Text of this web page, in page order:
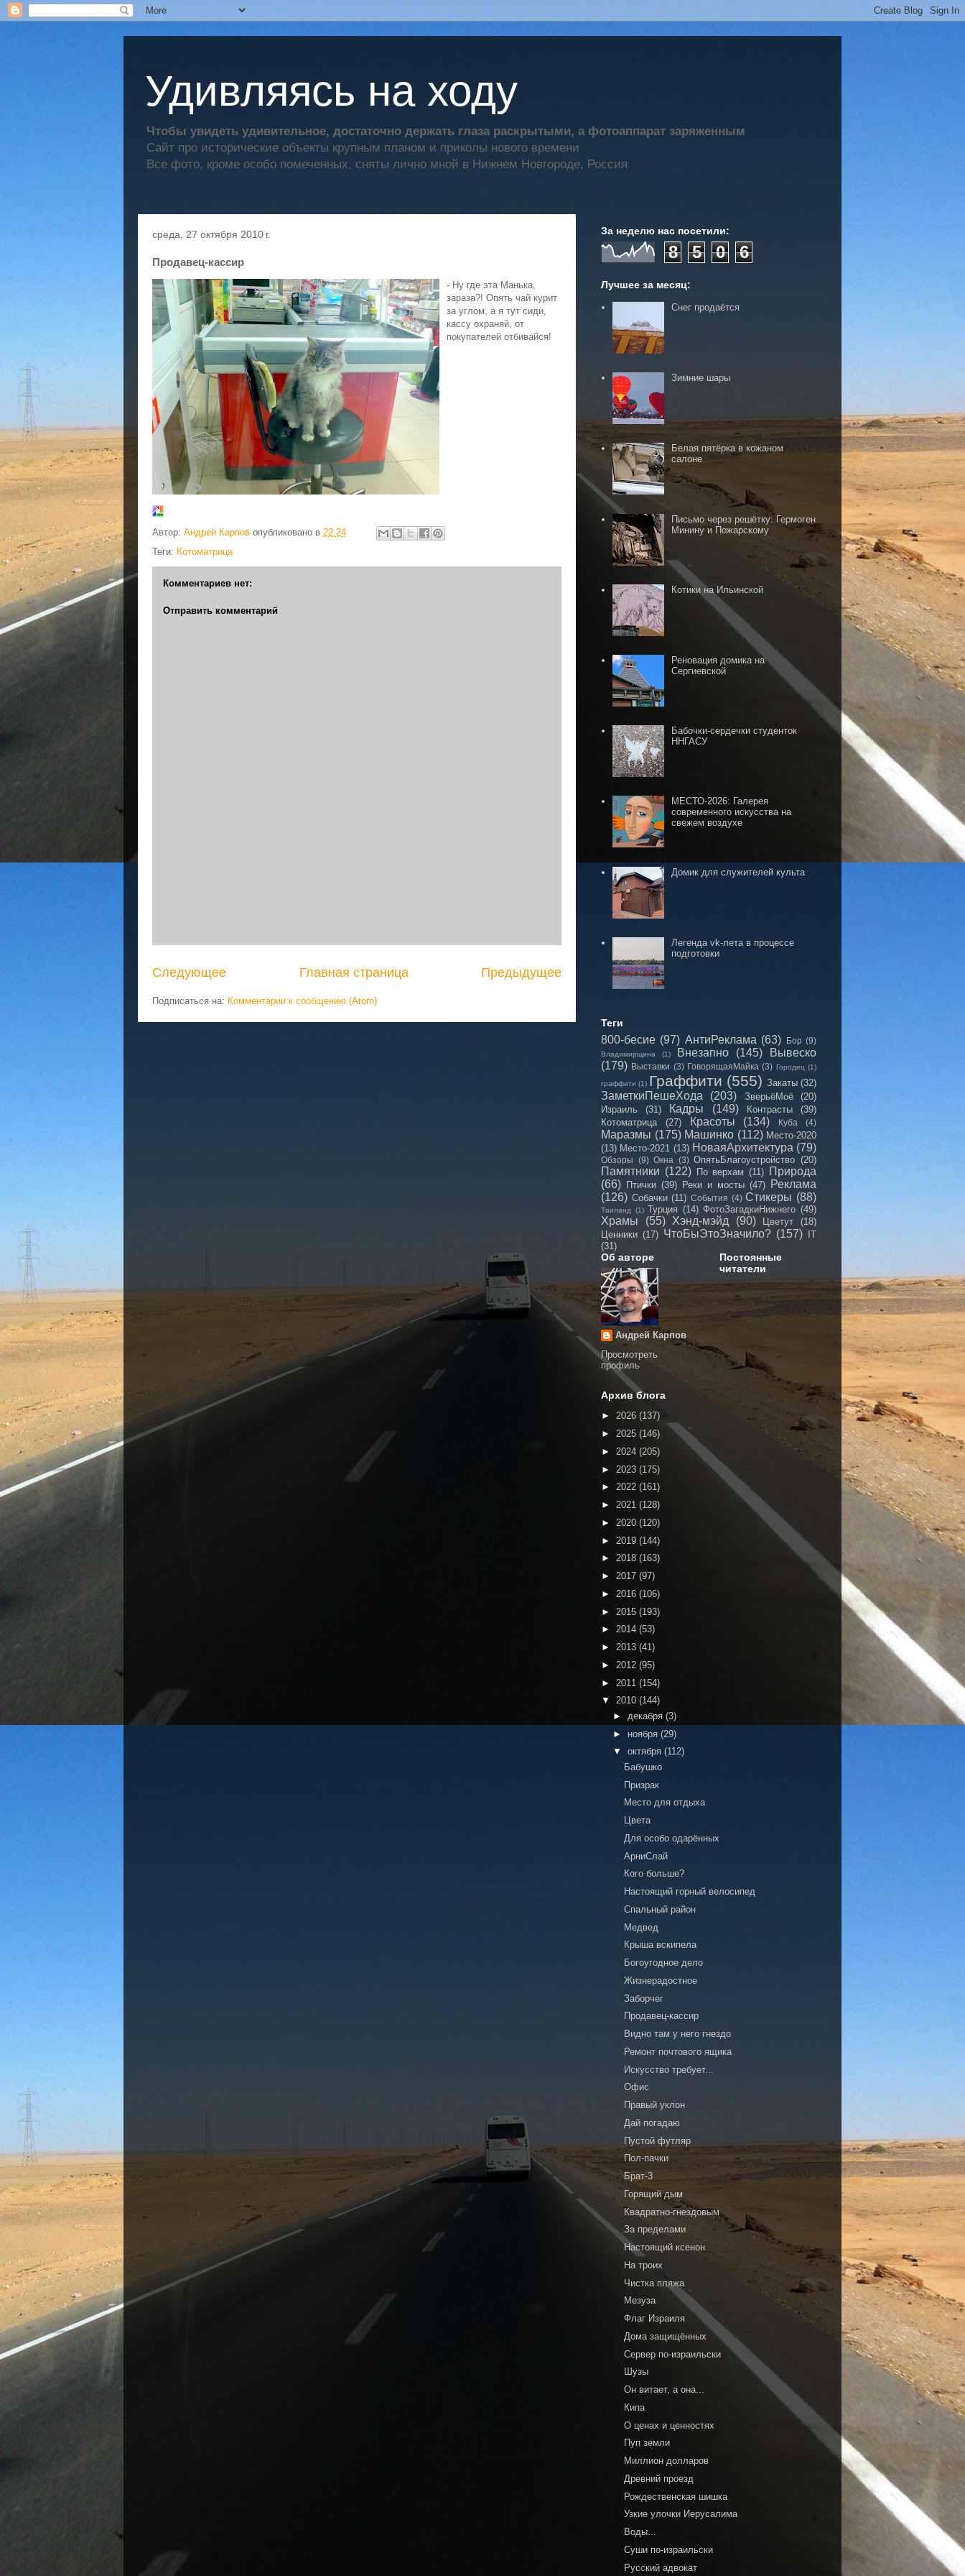
Удивляясь на ходу
Чтобы увидеть удивительное, достаточно держать глаза раскрытыми, а фотоаппарат заряженным
Сайт про исторические объекты крупным планом и приколы нового времени
Все фото, кроме особо помеченных, сняты лично мной в Нижнем Новгороде, Россия
среда, 27 октября 2010 г.
Продавец-кассир
- Ну где эта Манька,
зараза?! Опять чай курит
за углом, а я тут сиди,
кассу охраняй, от
покупателей отбивайся!
Автор: Андрей Карпов опубликовано в 22:24
Теги: Котоматрица
Комментариев нет:
Отправить комментарий
Следующее Предыдущее
Главная страница
Подписаться на: Комментарии к сообщению (Atom)
За неделю нас посетили:
8 5 0 6
Лучшее за месяц:
Снег продаётся
Зимние шары
Белая пятёрка в кожаном
салоне
Письмо через решётку: Гермоген
Минину и Пожарскому
Котики на Ильинской
Реновация домика на
Сергиевской
Бабочки-сердечки студенток
ННГАСУ
МЕСТО-2026: Галерея
современного искусства на
свежем воздухе
Домик для служителей культа
Легенда vk-лета в процессе
подготовки
Теги
800-бесие (97) АнтиРеклама (63) Бор (9)
Владимирщина (1) Внезапно (145)
Вывеско
(179) Выставки (3) ГоворящаяМайка (3) Городец (1)
граффити (1) Граффити (555) Закаты (32)
ЗаметкиПешеХода (203) ЗверьёМоё
(20)
Израиль
(31) Кадры (149) Контрасты
(39)
Котоматрица
(27) Красоты (134) Куба (4)
Маразмы (175) Машинко (112) Место-2020
(13) Место-2021 (13) НоваяАрхитектура (79)
Обзоры (9) Окна (3) ОпятьБлагоустройство (20)
Памятники (122) По верхам (11) Природа
(66) Птички (39) Реки и мосты (47) Реклама
(126) Собачки (11) События (4) Стикеры (88)
Таиланд (1) Турция (14) ФотоЗагадкиНижнего (49)
Храмы (55) Хэнд-мэйд (90) Цветут
(18)
Ценники (17) ЧтоБыЭтоЗначило? (157)
IT
(31)
Об авторе
Андрей Карпов
Просмотреть
профиль
Постоянные
читатели
Архив блога
► 2026 (137)
► 2025 (146)
► 2024 (205)
► 2023 (175)
► 2022 (161)
► 2021 (128)
► 2020 (120)
► 2019 (144)
► 2018 (163)
► 2017 (97)
► 2016 (106)
► 2015 (193)
► 2014 (53)
► 2013 (41)
► 2012 (95)
► 2011 (154)
▼ 2010 (144)
► декабря (3)
► ноября (29)
▼ октября (112)
Бабушко
Призрак
Место для отдыха
Цвета
Для особо одарённых
АрниСлай
Кого больше?
Настоящий горный велосипед
Спальный район
Медвед
Крыша вскипела
Богоугодное дело
Жизнерадостное
Заборчег
Продавец-кассир
Видно там у него гнездо
Ремонт почтового ящика
Искусство требует...
Офис
Правый уклон
Дай погадаю
Пустой футляр
Пол-пачки
Брат-3
Горящий дым
Квадратно-гнездовым
За пределами
Настоящий ксенон
На троих
Чистка пляжа
Мезуза
Флаг Израиля
Дома защищённых
Сервер по-израильски
Шузы
Он витает, а она...
Кипа
О ценах и ценностях
Пуп земли
Миллион долларов
Древний проезд
Рождественская шишка
Узкие улочки Иерусалима
Воды...
Суши по-израильски
Русский адвокат